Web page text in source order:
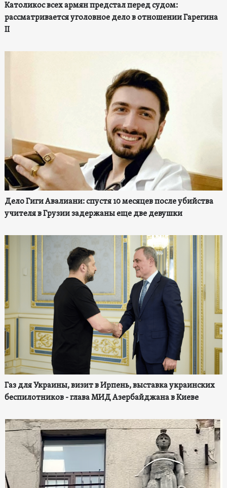
Католикос всех армян предстал перед судом:
рассматривается уголовное дело в отношении Гарегина
II
Дело Гиги Авалиани: спустя 10 месяцев после убийства
учителя в Грузии задержаны еще две девушки
Газ для Украины, визит в Ирпень, выставка украинских
беспилотников - глава МИД Азербайджана в Киеве